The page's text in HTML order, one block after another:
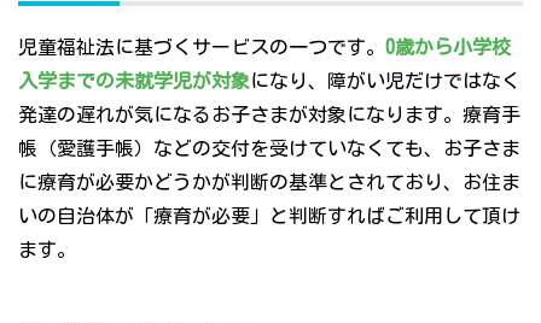
児童福祉法に基づくサービスの一つです。 0歳から小学校
入学までの未就学児が対象になり、障がい児だけではなく
発達の遅れが気になるお子さまが対象になります。療育手
帳（愛護手帳）などの交付を受けていなくても、お子さま
に療育が必要かどうかが判断の基準とされており、お住ま
いの自治体が「療育が必要」と判断すればご利用して頂け
ます。